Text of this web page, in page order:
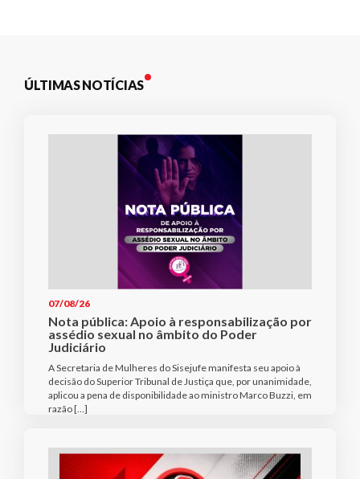
ÚLTIMAS NOTÍCIAS
07/08/26
Nota pública: Apoio à responsabilização por
assédio sexual no âmbito do Poder
Judiciário
A Secretaria de Mulheres do Sisejufe manifesta seu apoio à
decisão do Superior Tribunal de Justiça que, por unanimidade,
aplicou a pena de disponibilidade ao ministro Marco Buzzi, em
razão […]